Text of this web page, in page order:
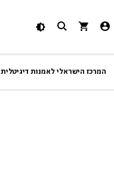
המרכז הישראלי לאמנות דיגיטלית